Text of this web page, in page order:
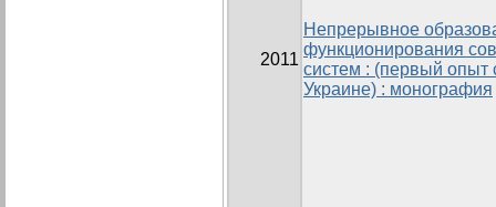
2011
Непрерывное
функционирования
систем : (первый опыт
Украине) : монография